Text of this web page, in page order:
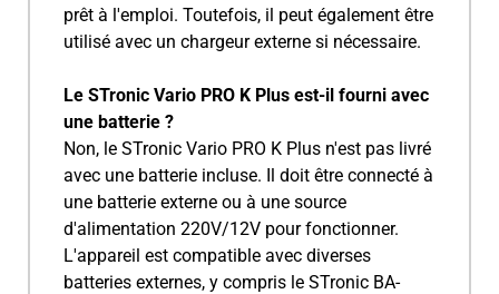
prêt à l'emploi. Toutefois, il peut également être
utilisé avec un chargeur externe si nécessaire.
Le STronic Vario PRO K Plus est-il fourni avec
une batterie ?
Non, le STronic Vario PRO K Plus n'est pas livré
avec une batterie incluse. Il doit être connecté à
une batterie externe ou à une source
d'alimentation 220V/12V pour fonctionner.
L'appareil est compatible avec diverses
batteries externes, y compris le STronic BA-